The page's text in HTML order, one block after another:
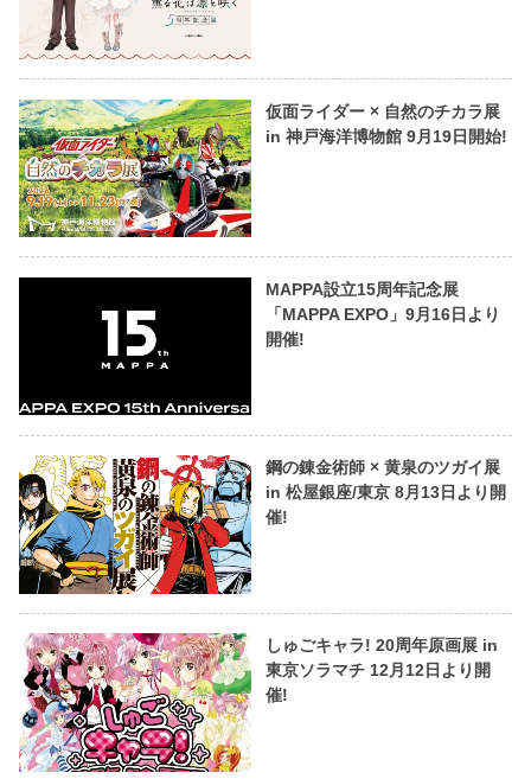
仮面ライダー × 自然のチカラ展
in 神戸海洋博物館 9月19日開始!
MAPPA設立15周年記念展
「MAPPA EXPO」9月16日より
開催!
鋼の錬金術師 × 黄泉のツガイ展
in 松屋銀座/東京 8月13日より開
催!
しゅごキャラ! 20周年原画展 in
東京ソラマチ 12月12日より開
催!